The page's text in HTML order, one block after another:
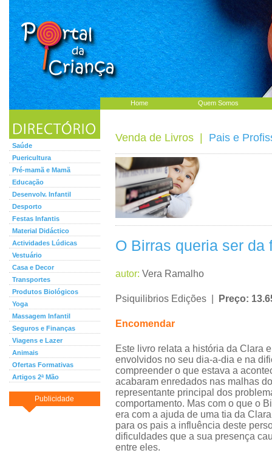
Home Quem Somos
Saúde
Puericultura
Pré-mamã e Mamã
Educação
Desenvolv. Infantil
Desporto
Festas Infantis
Material Didáctico
Actividades Lúdicas
Vestuário
Casa e Decor
Transportes
Produtos Biológicos
Yoga
Massagem Infantil
Seguros e Finanças
Viagens e Lazer
Animais
Ofertas Formativas
Artigos 2ª Mão
Publicidade
Venda de Livros Pais e
O Birras queria ser da
autor: Vera Ramalho
Psiquilibrios Edições | Preço:
Encomendar
Este livro relata a história da Clara
envolvidos no seu dia-a-dia e na
compreender o que estava a
acabaram enredados nas malhas
representante principal dos
comportamento. Mas com o que o
era com a ajuda de uma tia da
para os pais a influência deste
dificuldades que a sua presença
entre eles.